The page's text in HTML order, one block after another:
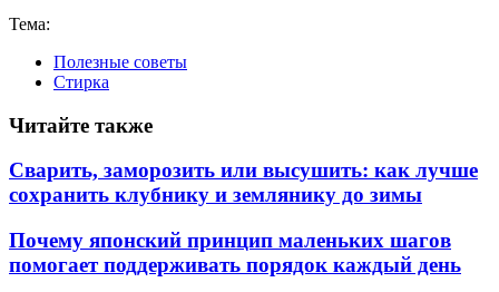
Тема:
Полезные советы
Стирка
Читайте также
Сварить, заморозить или высушить: как лучше
сохранить клубнику и землянику до зимы
Почему японский принцип маленьких шагов
помогает поддерживать порядок каждый день